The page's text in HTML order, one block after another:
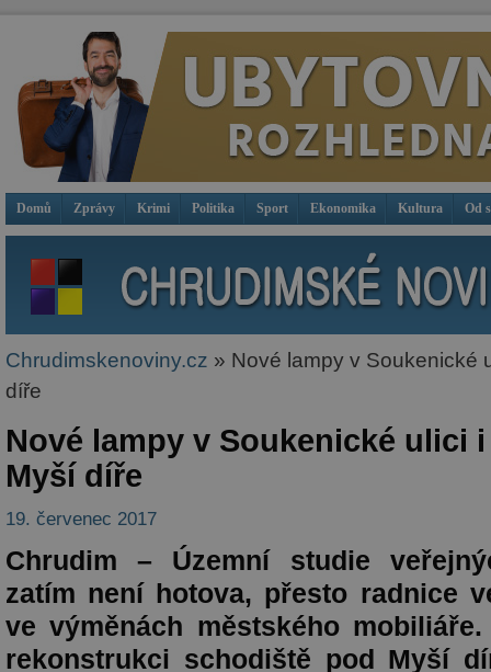
Domů Zprávy Krimi Politika Sport Ekonomika Kultura Od
Chrudimskenoviny.cz » Nové lampy v Soukenické
díře
Nové lampy v Soukenické ulici
Myší díře
19. červenec 2017
Chrudim – Územní studie
zatím není hotova, přesto radnice
ve výměnách městského
rekonstrukci schodiště pod Myší